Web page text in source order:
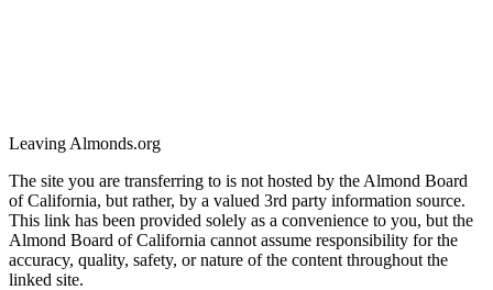
Leaving Almonds.org
The site you are transferring to is not hosted by the Almond Board
of California, but rather, by a valued 3rd party information source.
This link has been provided solely as a convenience to you, but the
Almond Board of California cannot assume responsibility for the
accuracy, quality, safety, or nature of the content throughout the
linked site.